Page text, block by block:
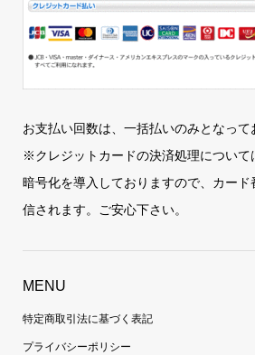
お支払い回数は、一括払いのみとなって
※クレジットカードの決済処理について
暗号化を導入しておりますので、カー
信されます。ご安心下さい。
MENU
特定商取引法に基づく表記
プライバシーポリシー